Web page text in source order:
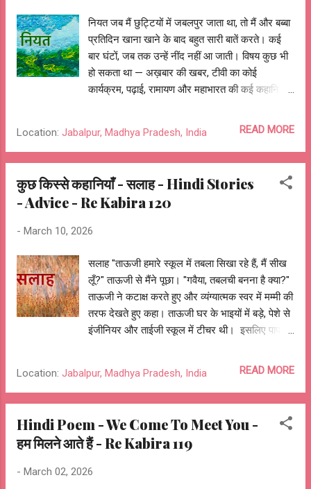
नियत जब मैं छुट्टियों में जबलपुर जाता था, तो मैं और बब्बा
प्रतिदिन खाना खाने के बाद बहुत सारी बातें करते। कई
बार घंटों, जब तक उन्हें नींद नहीं आ जाती। विषय कुछ भी
हो सकता था — अख़बार की खबर, टीवी का कोई
कार्यक्रम, पढ़ाई, रामायण और महाभारत की कई कहानियाँ,
बब्बा के खाना खत्म करने का इंतज़ार रहता ताकि हम बातें
कर सकें। बब्बा के पास बातों का खज़ाना था और मेरे पास
सवाल का अंबार। कैसे उन्होंने साइकिल, बग्गी और फिर
निकलते। उनके गुरु ब्रह्मानंद सरस्वती की कहानियाँ।
कैसे उनकी मित्रता अपने गुरुभाई महर्षि महेश योगी से हुई
था और वे नहीं गए थे क्योंकि धर्मानुसार समुद्र पार करना
पाप माना जाता था। और बहुत से किस्से, कहानियाँ और
बातें। बब्बा का जन्म मानो सोने की चम्मच मुँह में लेकर हुआ
था। इसलिए मेरे सवाल ज्यादातर उनके युवा या
किशोरावस्था, पापा और चाचाओं के बचपन और घर के रोज़
के कलेश...
Location: Jabalpur, Madhya Pradesh, India READ MORE
कुछ किस्से कहानियाँ - सलाह - Hindi Stories
- Advice - Re Kabira 120
- March 10, 2026
सलाह "ताऊजी हमारे स्कूल में तबला सिखा रहे हैं, मैं सीख
लूँ?" ताऊजी से मैंने पूछा। "गवैया, तबलची बनना है क्या?"
ताऊजी ने कटाक्ष करते हुए और व्यंग्यात्मक स्वर में मम्मी की
तरफ देखते हुए कहा। ताऊजी घर के भाइयों में बड़े, पेशे से
इंजीनियर और ताईजी स्कूल में टीचर थी। इसलिए पापा-
करना होता था तो ताऊजी-ताईजी की सलाह ली जाती थी।
हम लोग शनिवार / रविवार को उनके आने का इंतज़ार करते
थे। पापा-मम्मी और परिवार के बाँकी सदस्य उनसे उनकी
खेलने का मौक़ा मिल जाता। मेरे बचपन के ५ साल की
पढ़ाई जबलपुर के खालसा स्कूल में हुई। वहां गुरद्वारे में
Location: Jabalpur, Madhya Pradesh, India READ MORE
Hindi Poem - We Come To Meet You -
हम मिलने आते हैं - Re Kabira 119
- March 02, 2026